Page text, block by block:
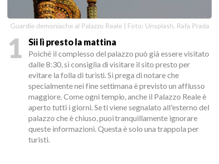
Guardie demoniache al Palazzo Reale | Foto: Unsplash, Rafa Prada
1 Sii lì presto la mattina
Poiché il complesso del palazzo può già essere visitato
dalle 8:30, si consiglia di visitare il sito presto per
evitare la folla di turisti. Si prega di notare che
specialmente nei fine settimana è previsto un afflusso
maggiore. Come ogni tempio, anche il Palazzo Reale è
aperto tutti i giorni. Se ti viene segnalato all'esterno del
palazzo che è chiuso, puoi tranquillamente ignorare
queste informazioni. Questa è solo una trappola per
turisti.